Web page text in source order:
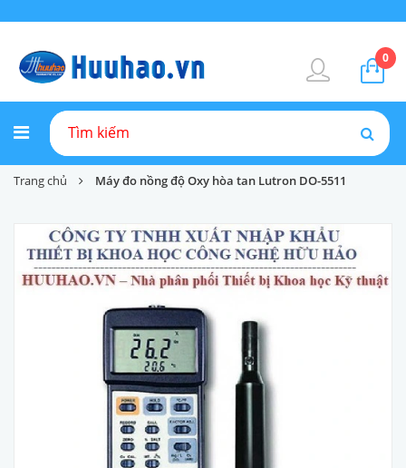
0
Trang chủ Máy đo nồng độ Oxy hòa tan Lutron DO-5511